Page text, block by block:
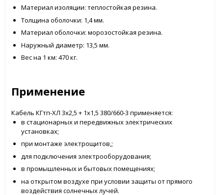
Материал изоляции: теплостойкая резина.
Толщина оболочки: 1,4 мм.
Материал оболочки: морозостойкая резина.
Наружный диаметр: 13,5 мм.
Вес на 1 км: 470 кг.
Применение
Кабель КГтп-ХЛ 3x2,5 + 1x1,5 380/660-3 применяется:
в стационарных и передвижных электрических
установках;
при монтаже электрощитов,;
для подключения электрооборудования;
в промышленных и бытовых помещениях;
на открытом воздухе при условии защиты от прямого
воздействия солнечных лучей.